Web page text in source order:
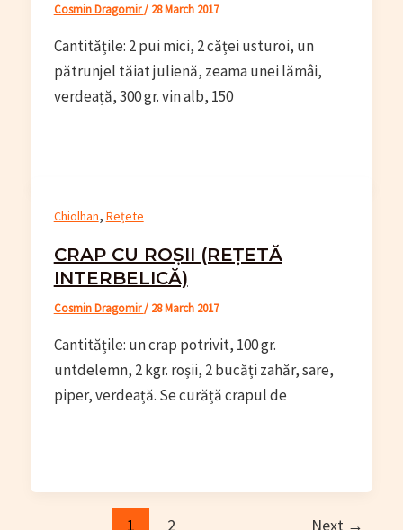
Cosmin Dragomir/ 28 March 2017
Cantitățile: 2 pui mici, 2 căței usturoi, un
pătrunjel tăiat julienă, zeama unei lămâi,
verdeață, 300 gr. vin alb, 150
Chiolhan, Rețete
CRAP CU ROȘII (REȚETĂ
INTERBELICĂ)
Cosmin Dragomir/ 28 March 2017
Cantitățile: un crap potrivit, 100 gr.
untdelemn, 2 kgr. roșii, 2 bucăți zahăr, sare,
piper, verdeață. Se curăță crapul de
1 2 Next →